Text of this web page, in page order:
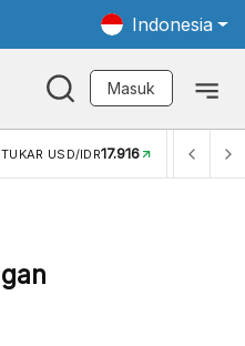
Indonesia
Masuk
USD/IDR17.916 INFLASI